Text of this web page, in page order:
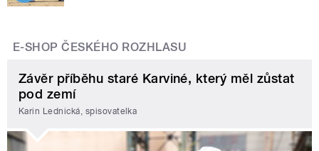
E-SHOP ČESKÉHO ROZHLASU
Závěr příběhu staré Karviné, který měl zůstat
pod zemí
Karin Lednická, spisovatelka